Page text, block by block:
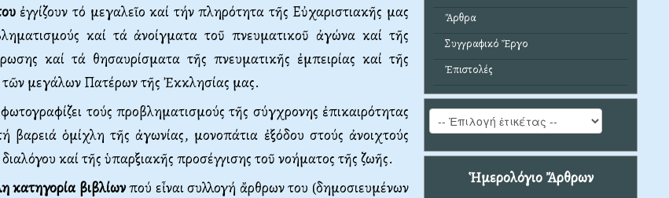
ἐγγίζουν τό μεγαλεῖο καί τήν πληρότητα τῆς Εὐχαριστιακῆς μας
καί τά ἀνοίγματα τοῦ πνευματικοῦ ἀγώνα καί τῆς
καί τά θησαυρίσματα τῆς πνευματικῆς ἐμπειρίας καί τῆς
τῶν μεγάλων Πατέρων τῆς Ἐκκλησίας μας.
τούς προβληματισμούς τῆς σύγχρονης ἐπικαιρότητας
βαρειά ὁμίχλη τῆς ἀγωνίας, μονοπάτια ἐξόδου στούς ἀνοιχτούς
διαλόγου καί τῆς ὑπαρξιακῆς προσέγγισης τοῦ νοήματος τῆς ζωῆς.
κατηγορία βιβλίωνπού εἶναι συλλογή ἄρθρων του (δημοσιευμένων
Ἄρθρα
Συγγραφικό Ἔργο
Ἐπιστολές
Ἡμερολόγιο Ἄρθρων